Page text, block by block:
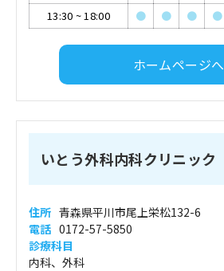
13:30 ~18:00 ● ● ● ●
ホームページへ
いとう外科内科クリニック
住所 青森県平川市尾上栄松132-6
電話 0172-57-5850
診療科目
内科、外科